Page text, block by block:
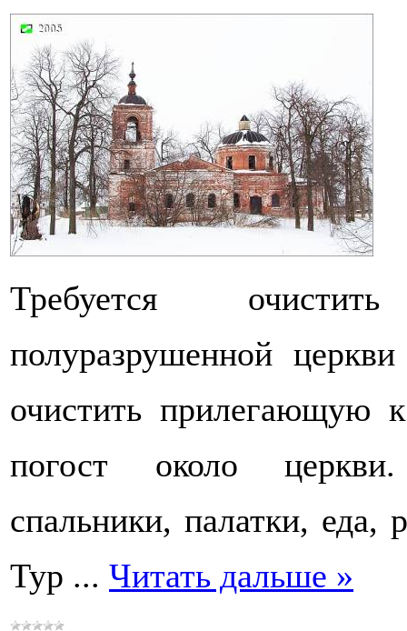
Требуется
полуразрушенной
очистить прилегающую
погост около
спальники, палатки, еда,
Тур ... Читать дальше »